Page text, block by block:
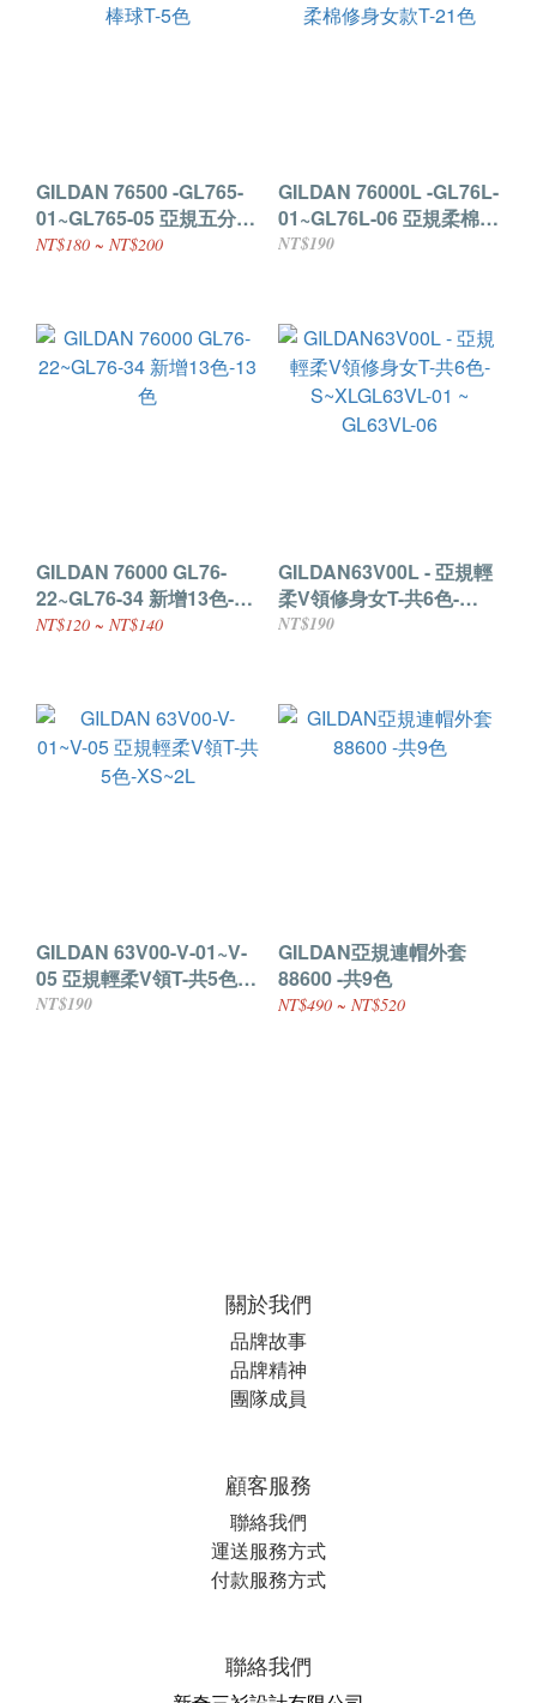
GILDAN 76500 -GL765-
01~GL765-05 亞規五分袖
棒球T-5色
NT$180 ~ NT$200
GILDAN 76000L -GL76L-
01~GL76L-06 亞規柔棉修
身女款T-21色
NT$190
GILDAN 76000 GL76-
22~GL76-34 新增13色-13
色
NT$120 ~ NT$140
GILDAN63V00L - 亞規輕
柔V領修身女T-共6色-
S~XLGL63VL-01 ~
NT$190
GILDAN 63V00-V-01~V-
05 亞規輕柔V領T-共5色-
XS~2L
NT$190
GILDAN亞規連帽外套
88600 -共9色
NT$490 ~ NT$520
關於我們
品牌故事
品牌精神
團隊成員
顧客服務
聯絡我們
運送服務方式
付款服務方式
聯絡我們